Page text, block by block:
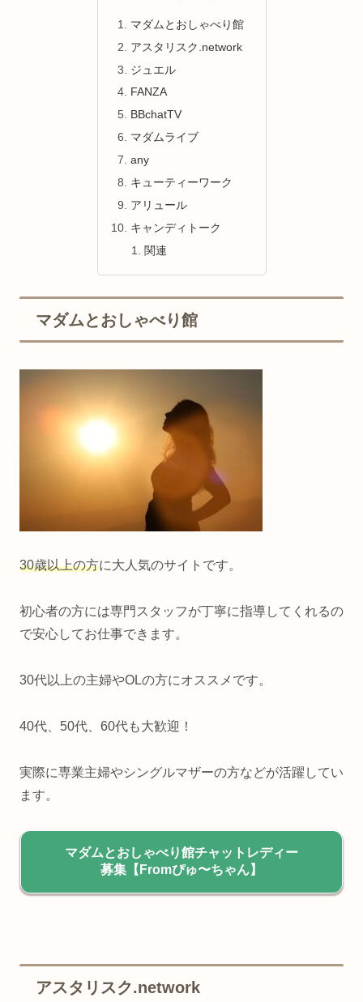
マダムとおしゃべり館
アスタリスク.network
ジュエル
FANZA
BBchatTV
マダムライブ
any
キューティーワーク
アリュール
キャンディトーク
関連
マダムとおしゃべり館
30歳以上の方に大人気のサイトです。
初心者の方には専門スタッフが丁寧に指導してくれるの
で安心してお仕事できます。
30代以上の主婦やOLの方にオススメです。
40代、50代、60代も大歓迎！
実際に専業主婦やシングルマザーの方などが活躍してい
ます。
マダムとおしゃべり館チャットレディー
募集【Fromぴゅ〜ちゃん】
アスタリスク.network